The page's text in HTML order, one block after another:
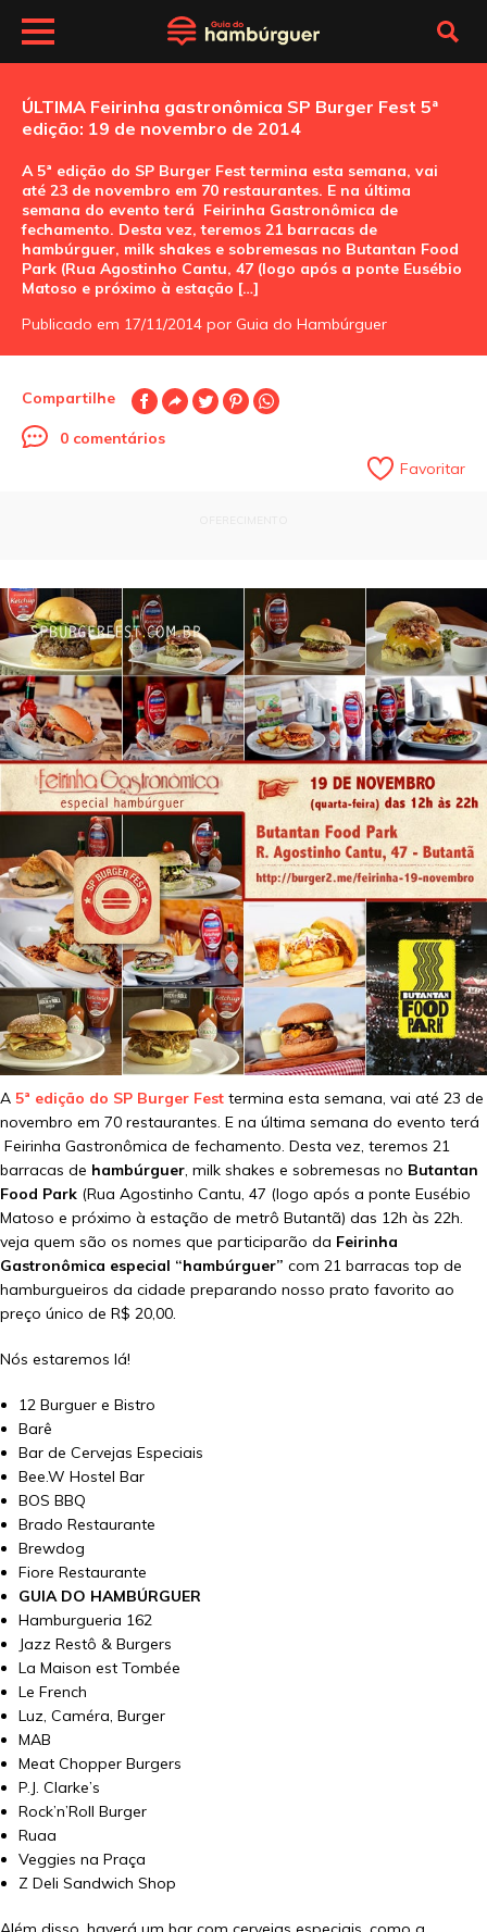
ÚLTIMA Feirinha gastronômica SP Burger Fest 5ª
edição: 19 de novembro de 2014
A 5ª edição do SP Burger Fest termina esta semana, vai
até 23 de novembro em 70 restaurantes. E na última
semana do evento terá Feirinha Gastronômica de
fechamento. Desta vez, teremos 21 barracas de
hambúrguer, milk shakes e sobremesas no Butantan Food
Park (Rua Agostinho Cantu, 47 (logo após a ponte Eusébio
Matoso e próximo à estação […]
Publicado em 17/11/2014 por Guia do Hambúrguer
Compartilhe
0 comentários
Favoritar
A 5ª edição do SP Burger Fest termina esta semana, vai até 23 de
novembro em 70 restaurantes. E na última semana do evento terá
Feirinha Gastronômica de fechamento. Desta vez, teremos 21
barracas de hambúrguer , milk shakes e sobremesas no Butantan
Food Park (Rua Agostinho Cantu, 47 (logo após a ponte Eusébio
Matoso e próximo à estação de metrô Butantã) das 12h às 22h.
veja quem são os nomes que participarão da Feirinha
Gastronômica especial “hambúrguer” com 21 barracas top de
hamburgueiros da cidade preparando nosso prato favorito ao
preço único de R$ 20,00.
Nós estaremos lá!
12 Burguer e Bistro
Barê
Bar de Cervejas Especiais
Bee.W Hostel Bar
BOS BBQ
Brado Restaurante
Brewdog
Fiore Restaurante
GUIA DO HAMBÚRGUER
Hamburgueria 162
Jazz Restô & Burgers
La Maison est Tombée
Le French
Luz, Caméra, Burger
MAB
Meat Chopper Burgers
P.J. Clarke’s
Rock’n’Roll Burger
Ruaa
Veggies na Praça
Z Deli Sandwich Shop